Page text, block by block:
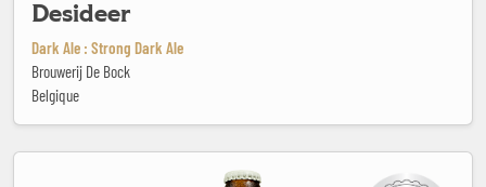
Desideer
Dark Ale : Strong Dark Ale
Brouwerij De Bock
Belgique